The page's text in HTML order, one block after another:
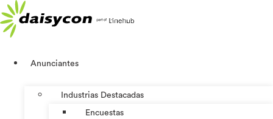
al
contenido
Anunciantes
Industrias Destacadas
Encuestas